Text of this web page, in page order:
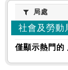
:::
局處局處
社會及勞動
僅顯示熱門的